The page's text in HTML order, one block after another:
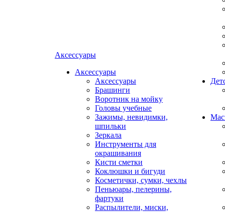
Аксессуары
Аксессуары
Аксессуары
Брашинги
Воротник на мойку
Головы учебные
Зажимы, невидимки,
шпильки
Зеркала
Инструменты для
окрашивания
Кисти сметки
Коклюшки и бигуди
Косметички, сумки, чехлы
Пеньюары, пелерины,
фартуки
Распылители, миски,